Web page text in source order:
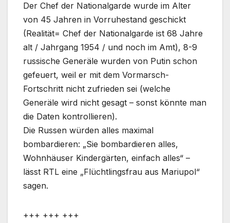
Der Chef der Nationalgarde wurde im Alter
von 45 Jahren in Vorruhestand geschickt
(Realität= Chef der Nationalgarde ist 68 Jahre
alt / Jahrgang 1954 / und noch im Amt), 8-9
russische Generäle wurden von Putin schon
gefeuert, weil er mit dem Vormarsch-
Fortschritt nicht zufrieden sei (welche
Generäle wird nicht gesagt – sonst könnte man
die Daten kontrollieren).
Die Russen würden alles maximal
bombardieren: „Sie bombardieren alles,
Wohnhäuser Kindergärten, einfach alles“ –
lässt RTL eine „Flüchtlingsfrau aus Mariupol“
sagen.
+++ +++ +++